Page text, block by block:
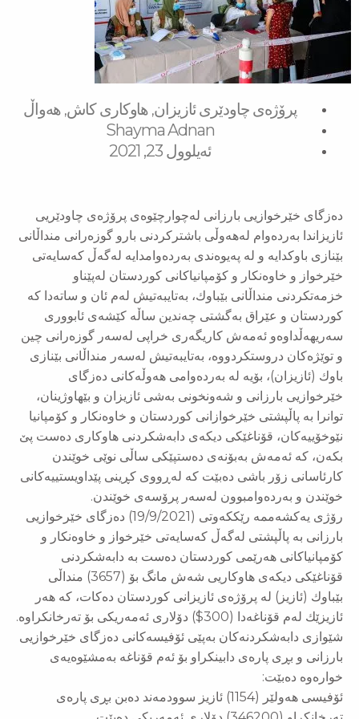
پرۆژەی چاودێری ئازیزان, هاوکاری کاش, ‌‌هەواڵ
Shayma Adnan
ئەیلوول 23, 2021
دەزگای خێرخوازیی بارزانی لەچوارچێوەی پرۆژەی چاودێریی
ئازیزاندا بەردەوام لەهەوڵی باشتركردنی بارو گوزەرانی منداڵانی
بێنازی باوكدایە و لە پەیوەندی بەردەوامدایە لەگەڵ كەسایەتی
خێرخواز و خاوەنكار و كۆمپانیاكانی كوردستان لەپێناو
خزمەتكردنی منداڵانی بێباوك، بەتایبەتیش لەم ئان و ساتەدا كە
كوردستان و عێراق بەگشتی چەندین ساڵە كێشەی ئابووری
سەریهەڵداوەو ئەمەش كاریگەری خراپی لەسەر گوزەرانی چین
و توێژەكان دروستكردووە، بەتایبەتیش لەسەر منداڵانی بێنازی
باوك (ئازیزان)، بۆیە لە بەردەوامی هەوڵەكانی دەزگای
خێرخوازیی بارزانی و شەونخونی بەشی ئازیزان و بێهاوژینان،
توانرا بە پاڵپشتی خێرخوازانی كوردستان و خاوەنكار و كۆمپانیا
نێوخۆییەكان، قۆناغێكی دیكەی دابەشكردنی هاوكاری دەست پێ
بكەن، كە ئەمەش بەبۆنەی دەستپێكی ساڵی نوێی خوێندن
كارئاسانی زۆر باشی دەبێت كە لەڕووی كڕینی پێداویستییەكانی
خوێندن و بەردەوامبوون لەسەر پرۆسەی خوێندن.
رۆژی یەكشەممە رێككەوتی (19/9/2021) دەزگای خێرخوازیی
بارزانی بە پاڵپشتی لەگەڵ كەسایەتی خێرخواز و خاوەنكار و
كۆمپانیاكانی هەرێمی كوردستان دەست بە دابەشكردنی
قۆناغێكی دیكەی هاوكاریی شەش مانگ بۆ (3657) منداڵی
بێباوك (ئازیز) لە پرۆژەی ئازیزانی كوردستان دەكات، كە هەر
ئازیزێك لەم قۆناغەدا (300$) دۆلاری ئەمەریكی بۆ تەرخانكراوە.
شێوازی دابەشكردنەكان بەپێی ئۆفیسەكانی دەزگای خێرخوازیی
بارزانی و بڕی پارەی دابینكراو بۆ ئەم قۆناغە بەمشێوەیەی
خوارەوە دەبێت:
ئۆفیسی هەولێر (1154) ئازیز سوودمەند دەبن بڕی پارەی